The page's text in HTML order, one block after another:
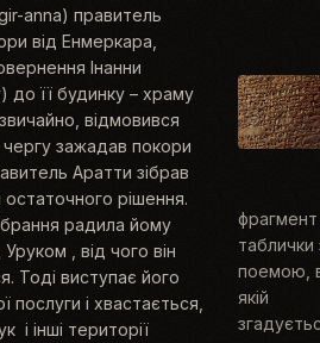
anna) правитель
від Енмеркара,
Інанни
до її будинку – храму
відмовився
зажадав покори
Аратти зібрав
рішення.
радила йому
, від чого він
Тоді виступає його
і хвастається,
і інші території
фрагмент
таблички
поемою,
якій